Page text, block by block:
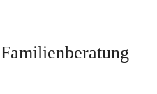
Familienberatung